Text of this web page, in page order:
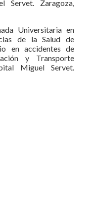
Servet. Zaragoza,
Universitaria en
de la Salud de
en accidentes de
y Transporte
Miguel Servet.